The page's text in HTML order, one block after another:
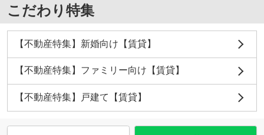
こだわり特集
【不動産特集】新婚向け【賃貸】
【不動産特集】ファミリー向け【賃貸】
【不動産特集】戸建て【賃貸】